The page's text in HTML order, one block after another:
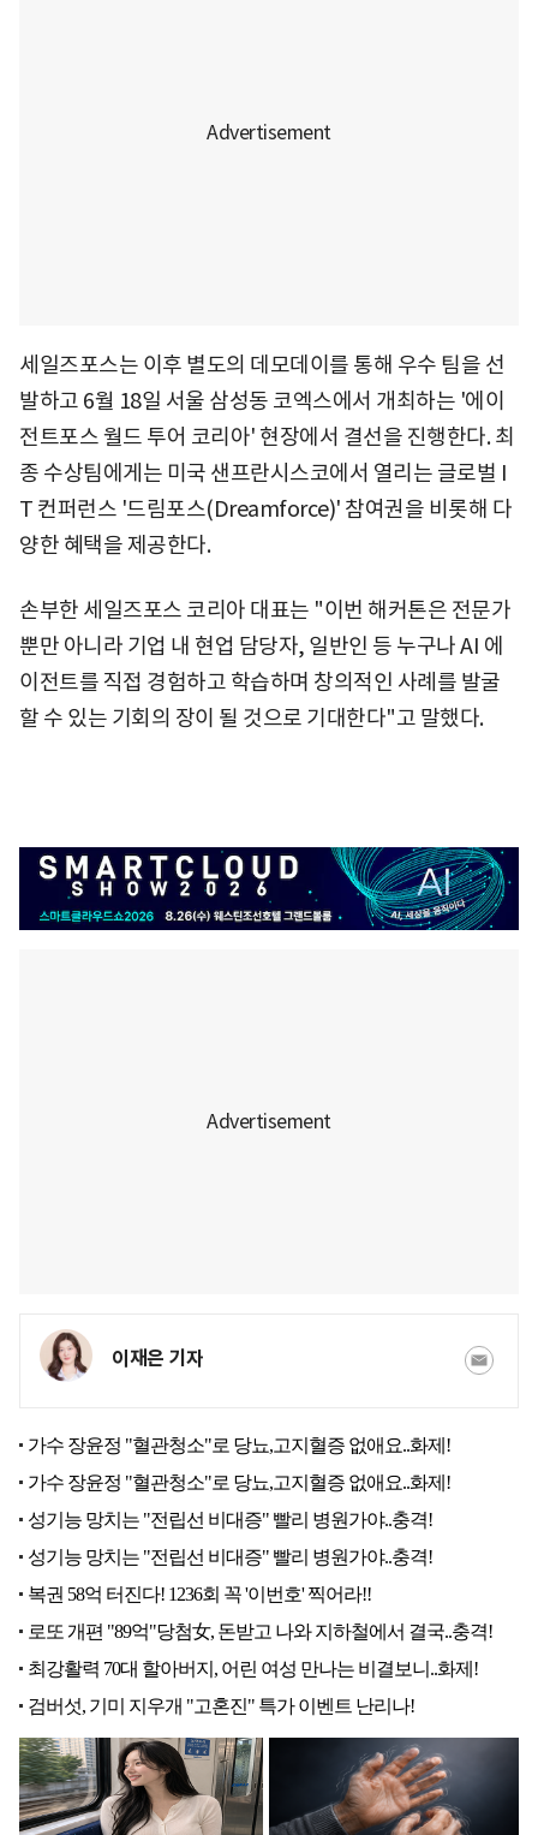
세일즈포스는 이후 별도의 데모데이를 통해 우수 팀을 선
발하고 6월 18일 서울 삼성동 코엑스에서 개최하는 '에이
전트포스 월드 투어 코리아' 현장에서 결선을 진행한다. 최
종 수상팀에게는 미국 샌프란시스코에서 열리는 글로벌 I
T 컨퍼런스 '드림포스(Dreamforce)' 참여권을 비롯해 다
양한 혜택을 제공한다.
손부한 세일즈포스 코리아 대표는 "이번 해커톤은 전문가
뿐만 아니라 기업 내 현업 담당자, 일반인 등 누구나 AI 에
이전트를 직접 경험하고 학습하며 창의적인 사례를 발굴
할 수 있는 기회의 장이 될 것으로 기대한다"고 말했다.
이재은 기자